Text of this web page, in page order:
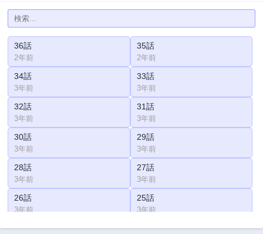
36話
2年前
35話
2年前
34話
3年前
33話
3年前
32話
3年前
31話
3年前
30話
3年前
29話
3年前
28話
3年前
27話
3年前
26話
3年前
25話
3年前
24話 23話